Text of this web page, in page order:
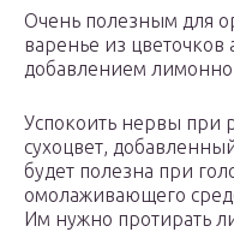
Очень полезным для
варенье из цветочков
добавлением
Успокоить нервы при
сухоцвет,
будет полезна при
омолаживающего
Им нужно протирать